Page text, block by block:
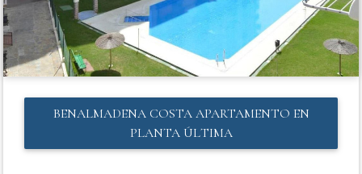
BENALMADENA COSTA APARTAMENTO EN
PLANTA ÚLTIMA